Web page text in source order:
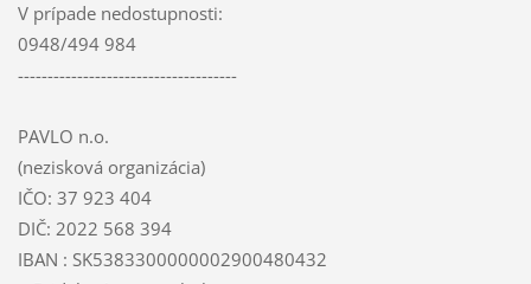
V prípade nedostupnosti:
0948/494 984
-------------------------------------
PAVLO n.o.
(nezisková organizácia)
IČO: 37 923 404
DIČ: 2022 568 394
IBAN : SK5383300000002900480432